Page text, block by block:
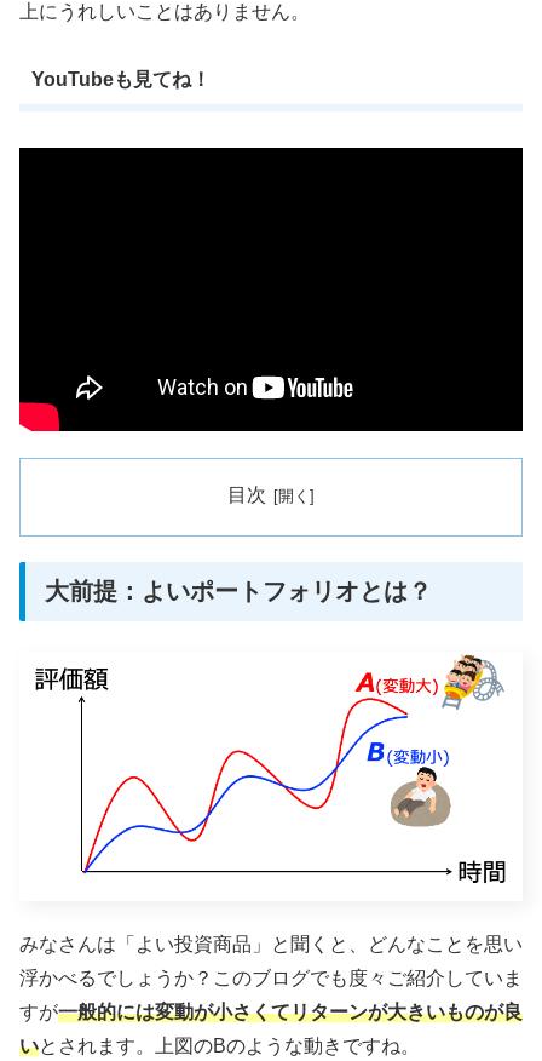
上にうれしいことはありません。
YouTubeも見てね！
目次
大前提：よいポートフォリオとは？
みなさんは「よい投資商品」と聞くと、どんなことを思い
浮かべるでしょうか？このブログでも度々ご紹介していま
すが一般的には変動が小さくてリターンが大きいものが良
いとされます。上図のBのような動きですね。